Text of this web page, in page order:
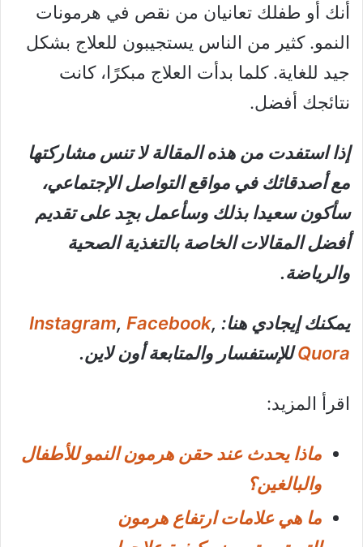
أنك أو طفلك تعانيان من نقص في هرمونات
النمو. كثير من الناس يستجيبون للعلاج بشكل
جيد للغاية. كلما بدأت العلاج مبكرًا، كانت
نتائجك أفضل.
إذا استفدت من هذه المقالة لا تنس مشاركتها
مع أصدقائك في مواقع التواصل الإجتماعي،
سأكون سعيدا بذلك وسأعمل بجِِد على تقديم
أفضل المقالات الخاصة بالتغذية الصحية
والرياضة.
يمكنك إيجادي هنا: Instagram, Facebook,
Quoraللإستفسار والمتابعة أون لاين.
اقرأ المزيد:
ماذا يحدث عند حقن هرمون النمو للأطفال
والبالغين؟
ما هي علامات ارتفاع هرمون